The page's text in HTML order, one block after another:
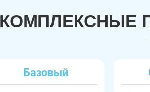
КОМПЛЕКСНЫЕ
Базовый